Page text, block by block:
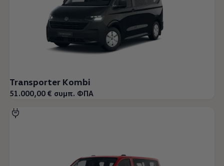
Transporter Kombi
51.000,00 € συμπ. ΦΠΑ